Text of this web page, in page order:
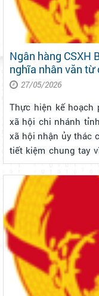
Ngân hàng CSXH
nghĩa nhân văn
chung tay vì người
27/05/2026
Thực hiện kế hoạch
xã hội chi nhánh
xã hội nhận ủy thác
tiết kiệm chung tay
dịch Ngân hàng
phối hợp chặt ch...